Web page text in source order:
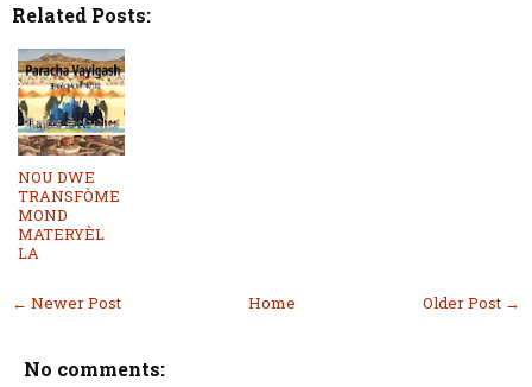
Related Posts:
NOU DWE
TRANSFÒME
MOND
MATERYÈL
LA
← Newer Post Older Post →
Home
No comments: